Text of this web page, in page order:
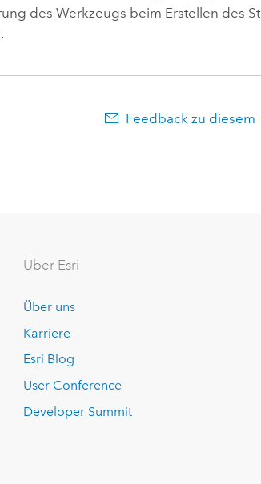
des Werkzeugs beim Erstellen des
Feedback zu diesem
Über Esri
Über uns
Karriere
Esri Blog
User Conference
Developer Summit